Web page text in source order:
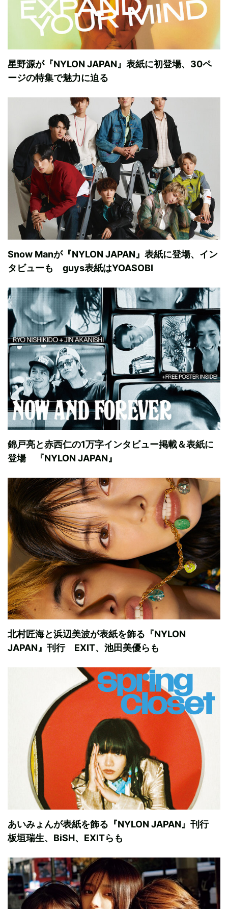
星野源が『NYLON JAPAN』表紙に初登場、30ペ
ージの特集で魅力に迫る
Snow Manが『NYLON JAPAN』表紙に登場、イン
タビューも guys表紙はYOASOBI
錦戸亮と赤西仁の1万字インタビュー掲載＆表紙に
登場 『NYLON JAPAN』
北村匠海と浜辺美波が表紙を飾る『NYLON
JAPAN』刊行 EXIT、池田美優らも
あいみょんが表紙を飾る『NYLON JAPAN』刊行
板垣瑞生、BiSH、EXITらも